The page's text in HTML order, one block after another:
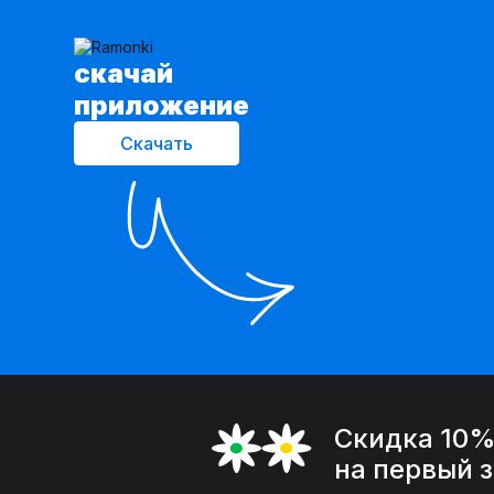
cкачай
приложение
Скачать
Скидка 10%
на первый